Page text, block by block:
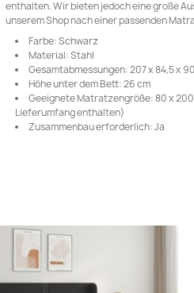
enthalten. Wir bieten jedoch eine große
unserem Shop nach einer passenden
Farbe: Schwarz
Material: Stahl
Gesamtabmessungen: 207 x 84,5 x
Höhe unter dem Bett: 26 cm
Geeignete Matratzengröße: 80 x
Lieferumfang enthalten)
Zusammenbau erforderlich: Ja